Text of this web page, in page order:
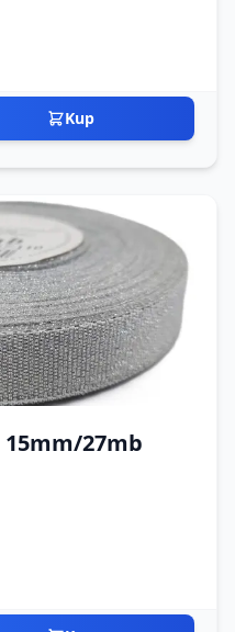
Kup
27mb